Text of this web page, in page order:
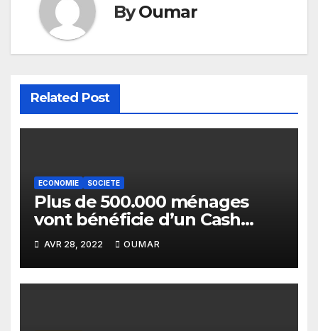
ByOumar
Related Post
ECONOMIE SOCIETE
Plus de 500.000 ménages
vont bénéficie d’un Cash
Transfert exceptionnel
AVR 28, 2022 OUMAR